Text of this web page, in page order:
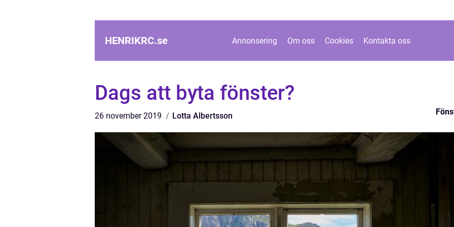
HENRIKRC.se Annonsering Om oss Cookies Kontakta oss
Dags att byta fönster?
26 november 2019 Lotta Albertsson